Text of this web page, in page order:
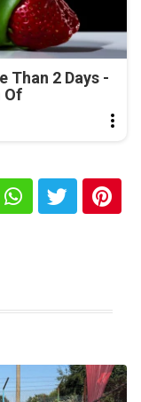
Than 2 Days -
Of